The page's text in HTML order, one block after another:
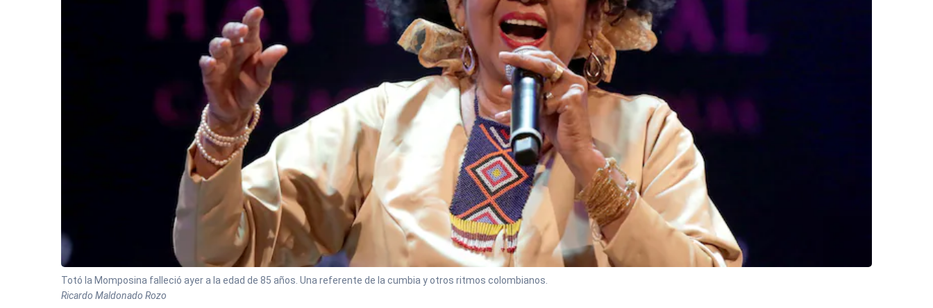
Totó la Momposina falleció ayer a la edad de 85 años. Una referente de la cumbia y otros ritmos colombianos.
Ricardo Maldonado Rozo